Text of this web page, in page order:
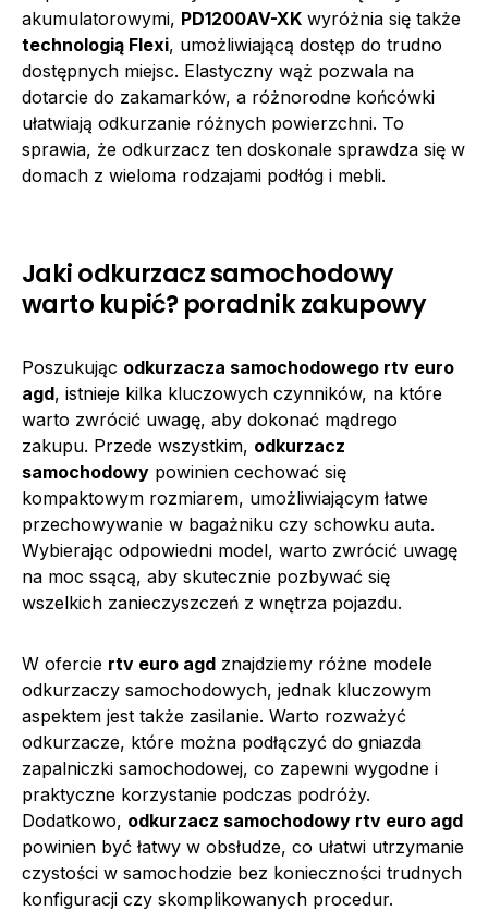
akumulatorowymi, PD1200AV-XK wyróżnia się także
technologią Flexi, umożliwiającą dostęp do trudno
dostępnych miejsc. Elastyczny wąż pozwala na
dotarcie do zakamarków, a różnorodne końcówki
ułatwiają odkurzanie różnych powierzchni. To
sprawia, że odkurzacz ten doskonale sprawdza się w
domach z wieloma rodzajami podłóg i mebli.
Jaki odkurzacz samochodowy
warto kupić? poradnik zakupowy
Poszukując odkurzacza samochodowego rtv euro
agd, istnieje kilka kluczowych czynników, na które
warto zwrócić uwagę, aby dokonać mądrego
zakupu. Przede wszystkim, odkurzacz
samochodowy powinien cechować się
kompaktowym rozmiarem, umożliwiającym łatwe
przechowywanie w bagażniku czy schowku auta.
Wybierając odpowiedni model, warto zwrócić uwagę
na moc ssącą, aby skutecznie pozbywać się
wszelkich zanieczyszczeń z wnętrza pojazdu.
W ofercie rtv euro agd znajdziemy różne modele
odkurzaczy samochodowych, jednak kluczowym
aspektem jest także zasilanie. Warto rozważyć
odkurzacze, które można podłączyć do gniazda
zapalniczki samochodowej, co zapewni wygodne i
praktyczne korzystanie podczas podróży.
Dodatkowo, odkurzacz samochodowy rtv euro agd
powinien być łatwy w obsłudze, co ułatwi utrzymanie
czystości w samochodzie bez konieczności trudnych
konfiguracji czy skomplikowanych procedur.